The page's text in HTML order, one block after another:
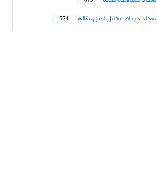
تعداد دریافت فایل اصل مقاله 574